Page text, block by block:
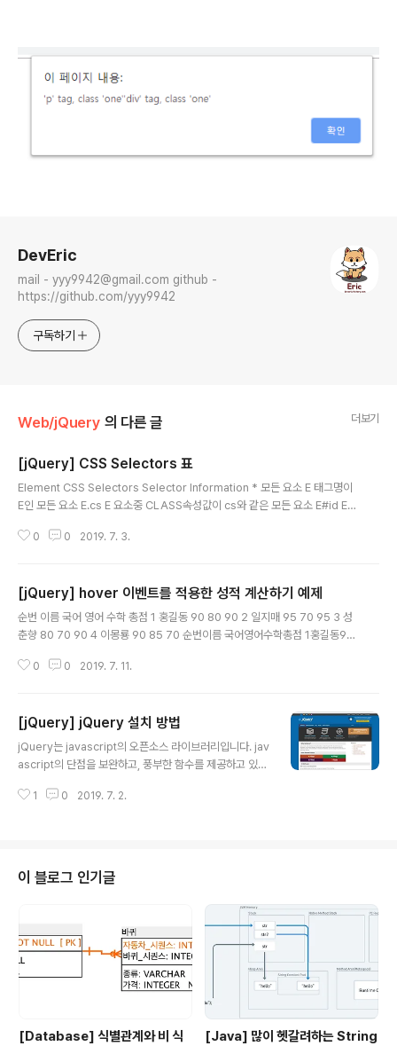
DevEric
mail - yyy9942@gmail.com github -
https://github.com/yyy9942
구독하기
Web/jQuery 의 다른 글 더보기
[jQuery] CSS Selectors 표
Element CSS Selectors Selector Information * 모든 요소 E 태그명이
E인 모든 요소 E.cs E 요소중 CLASS속성값이 cs와 같은 모든 요소 E#id E요
E2요소 E > E2 E의 바로 아래 자식요소중 모든 E2요소 E + E2 E 바로 다음 형
있는 모든 E요소들 E[ attr = value ] attr 속성의 값이 vlaue인 모든 E 요소들
E[ attr ^= value ..
0 0 2019. 7. 3.
[jQuery] hover 이벤트를 적용한 성적 계산하기 예제
순번 이름 국어 영어 수학 총점 1 홍길동 90 80 90 2 일지매 95 70 95 3 성
춘향 80 70 90 4 이몽룡 90 85 70 순번이름 국어영어수학총점 1홍길동90
0 0 2019. 7. 11.
[jQuery] jQuery 설치 방법
jQuery는 javascript의 오픈소스 라이브러리입니다. jav
ascript의 단점을 보완하고, 풍부한 함수를 제공하고 있습
지로 들어가야 합니다. 아래 링크를 클릭하면 jQuery 홈페
HTML document traversal and manipulation, ev
ent handling, animation, and Ajax much simpler
1 0 2019. 7. 2.
이 블로그 인기글
[Database] 식별관계와 비 식
[Java] 많이 헷갈려하는 String